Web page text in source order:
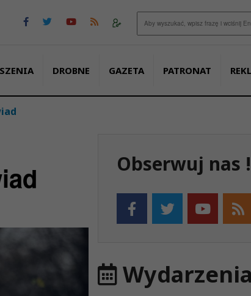
DROBNE GAZETA PATRONAT
Obserwuj nas !
Wydarzenia